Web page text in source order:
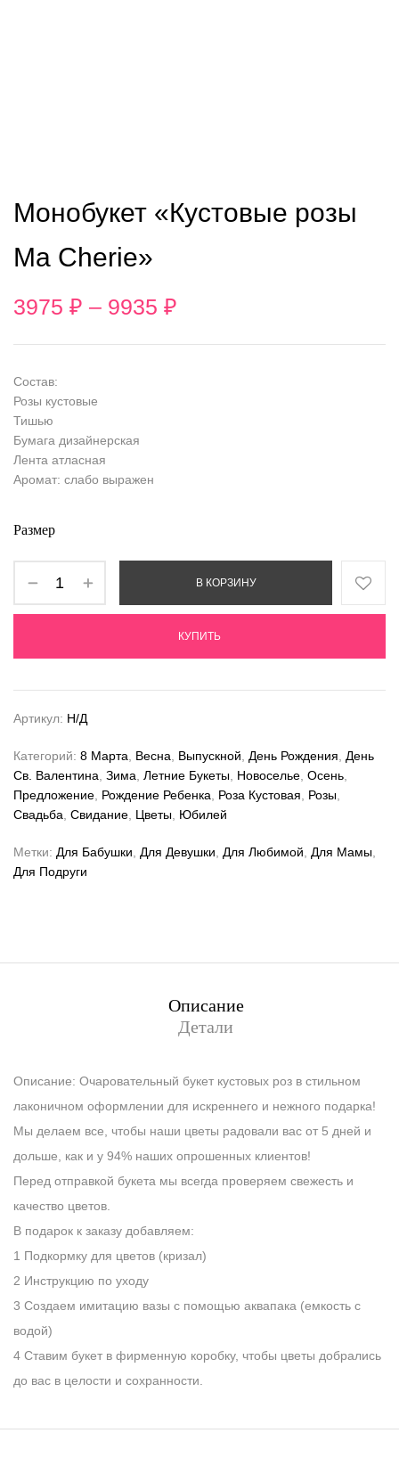
Монобукет «Кустовые розы
Ma Cherie»
3975 ₽ – 9935 ₽
Состав:
Розы кустовые
Тишью
Бумага дизайнерская
Лента атласная
Аромат: слабо выражен
Размер
В КОРЗИНУ
КУПИТЬ
Артикул: Н/Д
Категорий: 8 Марта Весна Выпускной День Рождения
День
Св. Валентина Зима Летние Букеты Новоселье Осень
Предложение Рождение Ребенка Роза Кустовая Розы
Свадьба Свидание Цветы Юбилей
Метки: Для Бабушки Для Девушки Для Любимой Для Мамы
Для Подруги
Описание
Детали
Описание: Очаровательный букет кустовых роз в стильном
лаконичном оформлении для искреннего и нежного подарка!
Мы делаем все, чтобы наши цветы радовали вас от 5 дней и
дольше, как и у 94% наших опрошенных клиентов!
Перед отправкой букета мы всегда проверяем свежесть и
качество цветов.
В подарок к заказу добавляем:
1 Подкормку для цветов (кризал)
2 Инструкцию по уходу
3 Создаем имитацию вазы с помощью аквапака (емкость с
водой)
4 Ставим букет в фирменную коробку, чтобы цветы добрались
до вас в целости и сохранности.